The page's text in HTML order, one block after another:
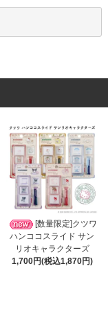
[数量限定]クツワ
ハンココスライド サン
リオキャラクターズ
1,700円(税込1,870円)